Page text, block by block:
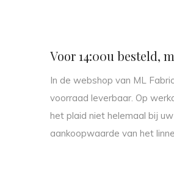
Voor 14:00u besteld,
In de webshop van ML
voorraad leverbaar. Op
het plaid niet helemaal bij
aankoopwaarde van het